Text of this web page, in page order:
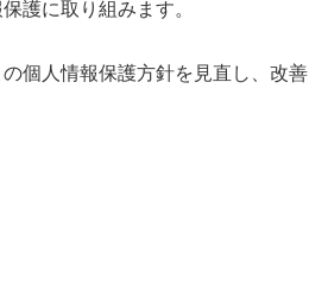
護に取り組みます。
個人情報保護方針を見直し、改善